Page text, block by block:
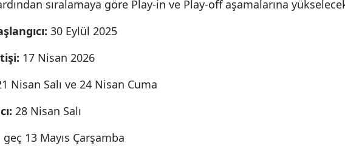
sıralamaya göre Play-in ve Play-off aşamalarına
30 Eylül 2025
17 Nisan 2026
Nisan Salı ve 24 Nisan Cuma
28 Nisan Salı
geç 13 Mayıs Çarşamba